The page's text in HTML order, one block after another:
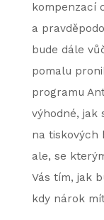
kompenzací
a
bude dále
pomalu
programu
výhodné, jak
na tiskových
ale, se
Vás tím, jak
kdy nárok